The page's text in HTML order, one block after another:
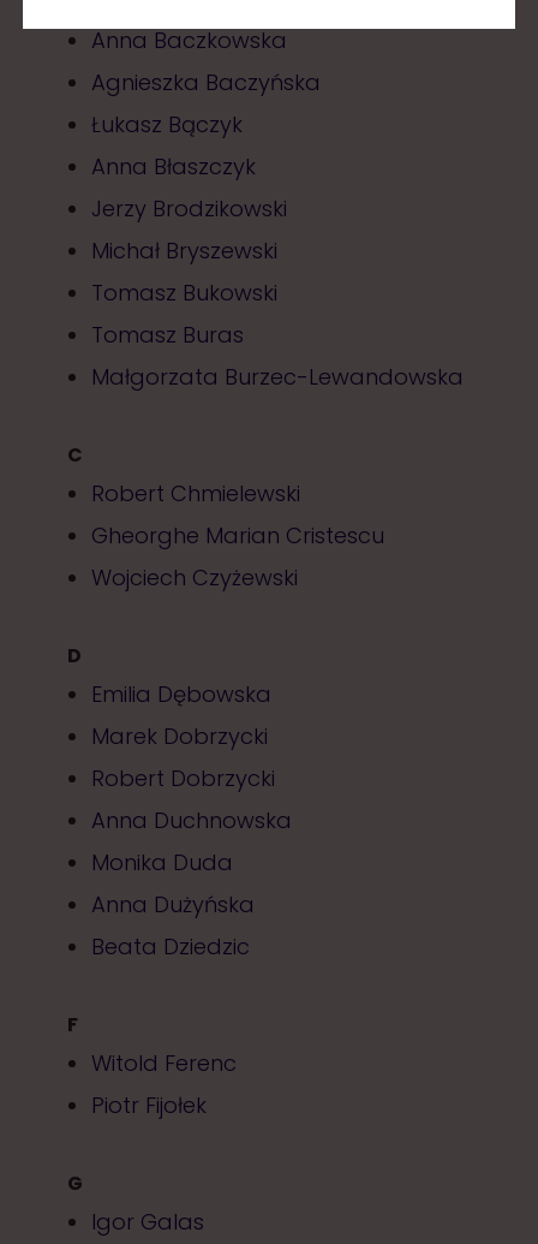
Anna Baczkowska
Agnieszka Baczyńska
Łukasz Bączyk
Anna Błaszczyk
Jerzy Brodzikowski
Michał Bryszewski
Tomasz Bukowski
Tomasz Buras
Małgorzata Burzec-Lewandowska
C
Robert Chmielewski
Gheorghe Marian Cristescu
Wojciech Czyżewski
D
Emilia Dębowska
Marek Dobrzycki
Robert Dobrzycki
Anna Duchnowska
Monika Duda
Anna Dużyńska
Beata Dziedzic
F
Witold Ferenc
Piotr Fijołek
G
Igor Galas